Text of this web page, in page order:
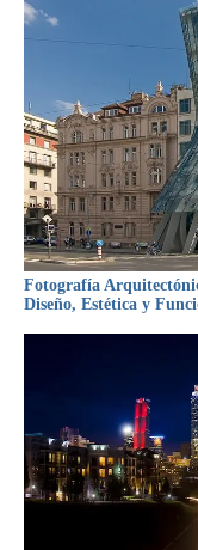
Fotografía
Diseño, Estética y